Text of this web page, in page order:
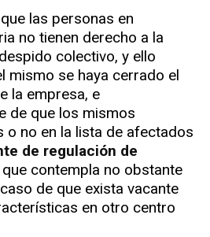
las personas en
no tienen derecho a la
colectivo, y ello
mismo se haya cerrado el
la empresa, e
de que los mismos
o no en la lista de afectados
de regulación de
que contempla no obstante
de que exista vacante
en otro centro